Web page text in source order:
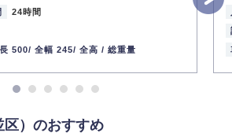
24時間
500/ 全幅 245/ 全高 / 総重量
）のおすすめ